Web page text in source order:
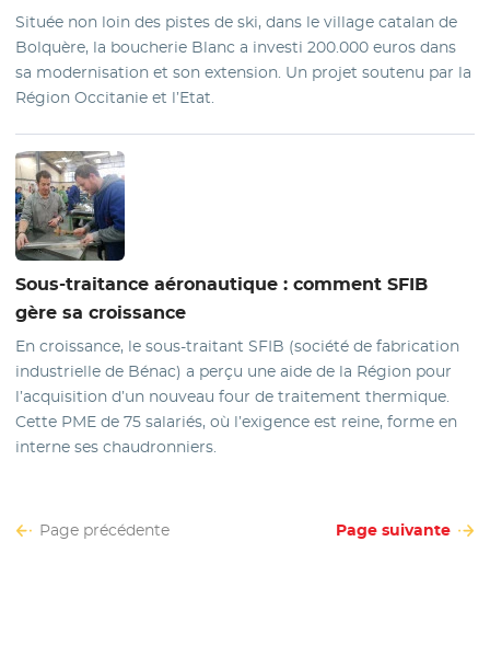
Située non loin des pistes de ski, dans le village catalan de
Bolquère, la boucherie Blanc a investi 200.000 euros dans
sa modernisation et son extension. Un projet soutenu par la
Région Occitanie et l’Etat.
Sous-traitance aéronautique : comment SFIB
gère sa croissance
En croissance, le sous-traitant SFIB (société de fabrication
industrielle de Bénac) a perçu une aide de la Région pour
l’acquisition d’un nouveau four de traitement thermique.
Cette PME de 75 salariés, où l’exigence est reine, forme en
interne ses chaudronniers.
Page précédente Page suivante